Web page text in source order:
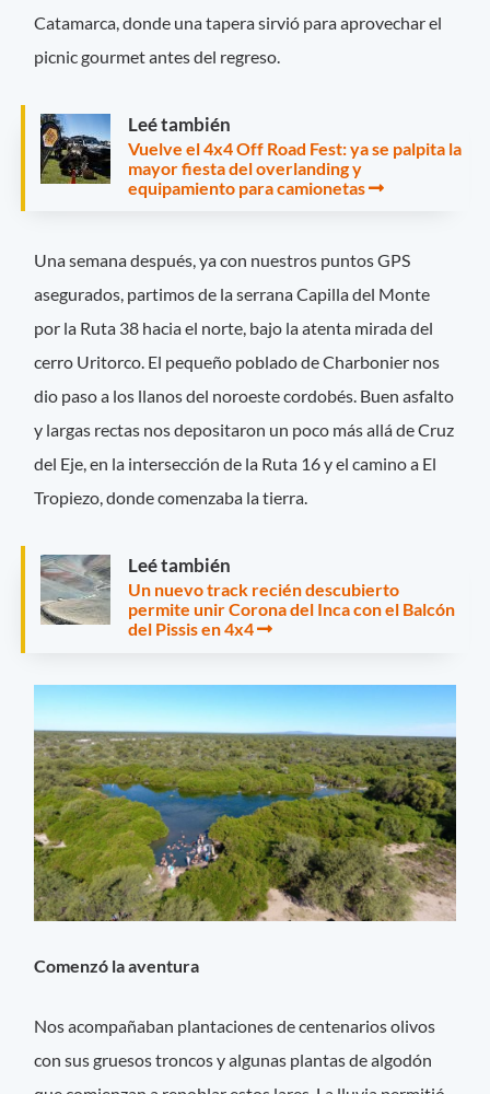
Catamarca, donde una tapera sirvió para aprovechar el
picnic gourmet antes del regreso.
Leé también
Vuelve el 4x4 Off Road Fest: ya se palpita la
mayor fiesta del overlanding y
equipamiento para camionetas
Una semana después, ya con nuestros puntos GPS
asegurados, partimos de la serrana Capilla del Monte
por la Ruta 38 hacia el norte, bajo la atenta mirada del
cerro Uritorco. El pequeño poblado de Charbonier nos
dio paso a los llanos del noroeste cordobés. Buen asfalto
y largas rectas nos depositaron un poco más allá de Cruz
del Eje, en la intersección de la Ruta 16 y el camino a El
Tropiezo, donde comenzaba la tierra.
Leé también
Un nuevo track recién descubierto
permite unir Corona del Inca con el Balcón
del Pissis en 4x4
Comenzó la aventura
Nos acompañaban plantaciones de centenarios olivos
con sus gruesos troncos y algunas plantas de algodón